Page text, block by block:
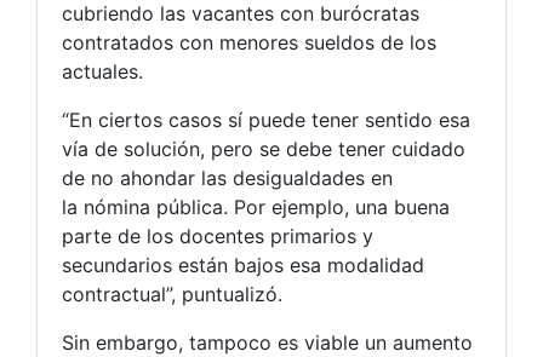
cubriendo las vacantes con burócratas
contratados con menores sueldos de los
actuales.
“En ciertos casos sí puede tener sentido esa
vía de solución, pero se debe tener cuidado
de no ahondar las desigualdades en
la nómina pública. Por ejemplo, una buena
parte de los docentes primarios y
secundarios están bajos esa modalidad
contractual”, puntualizó.
Sin embargo, tampoco es viable un aumento